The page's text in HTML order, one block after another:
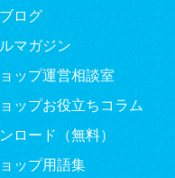
ログ
マガジン
ップ運営相談室
ップお役立ちコラム
ロード（無料）
ップ用語集